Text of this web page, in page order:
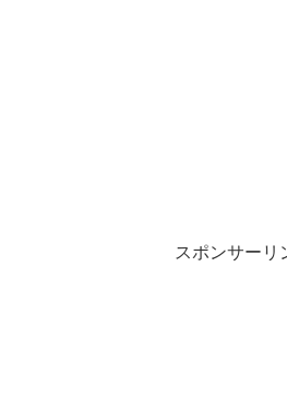
スポンサーリ